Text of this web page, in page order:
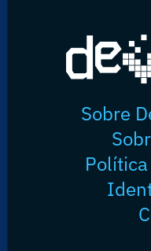
Sobre